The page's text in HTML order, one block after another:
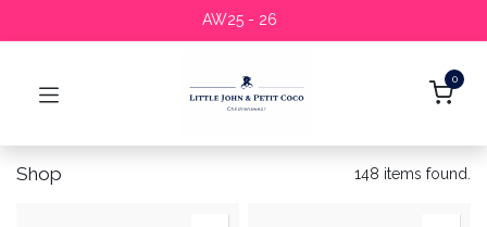
AW25 - 26
0
Shop 148 items found.